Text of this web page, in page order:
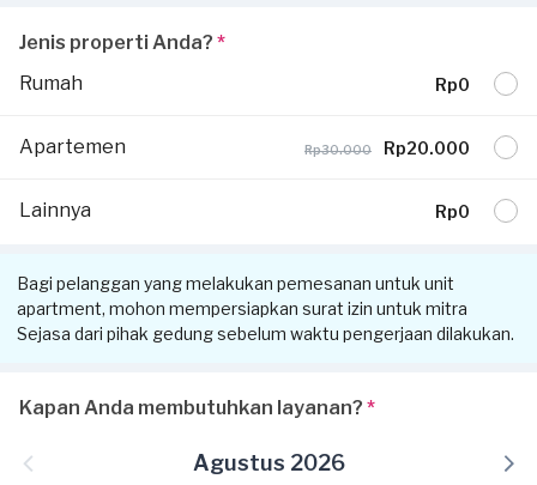
Jenis properti Anda? *
Rumah
Rp0
Apartemen Rp30.000 Rp20.000
Lainnya Rp0
Bagi pelanggan yang melakukan pemesanan untuk unit
apartment, mohon mempersiapkan surat izin untuk mitra
Sejasa dari pihak gedung sebelum waktu pengerjaan dilakukan.
Kapan Anda membutuhkan layanan? *
Agustus 2026